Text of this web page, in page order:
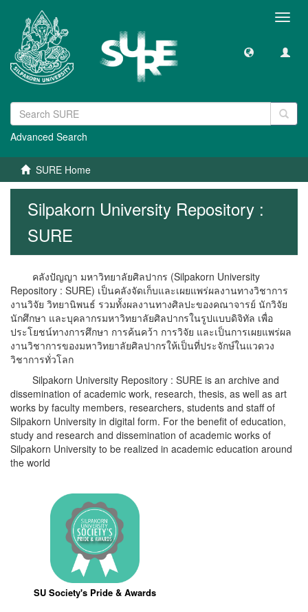
Advanced Search
SURE Home
Silpakorn University Repository :
SURE
คลังปัญญา มหาวิทยาลัยศิลปากร (Silpakorn University
Repository : SURE) เป็นคลังจัดเก็บและเผยแพร่ผลงานทางวิชาการ
งานวิจัย วิทยานิพนธ์ รวมทั้งผลงานทางศิลปะของคณาจารย์ นักวิจัย
นักศึกษา และบุคลากรมหาวิทยาลัยศิลปากรในรูปแบบดิจิทัล เพื่อ
ประโยชน์ทางการศึกษา การค้นคว้า การวิจัย และเป็นการเผยแพร่ผล
งานวิชาการของมหาวิทยาลัยศิลปากรให้เป็นที่ประจักษ์ในแวดวง
วิชาการทั่วโลก
Silpakorn University Repository : SURE is an archive and
dissemination of academic work, research, thesis, as well as art
works by faculty members, researchers, students and staff of
Silpakorn University in digital form. For the benefit of education,
study and research and dissemination of academic works of
Silpakorn University to be realized in academic education around
the world
SU Society's Pride & Awards